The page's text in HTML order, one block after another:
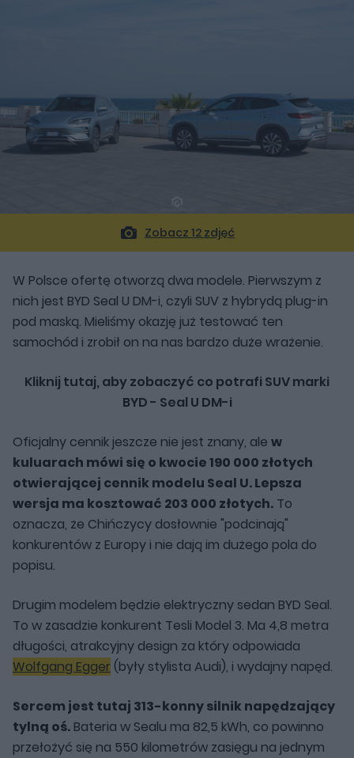
Zobacz 12 zdjęć
W Polsce ofertę otworzą dwa modele. Pierwszym z
nich jest BYD Seal U DM-i, czyli SUV z hybrydą plug-in
pod maską. Mieliśmy okazję już testować ten
samochód i zrobił on na nas bardzo duże wrażenie.
Kliknij tutaj, aby zobaczyć co potrafi SUV marki
BYD - Seal U DM-i
Oficjalny cennik jeszcze nie jest znany, ale w
kuluarach mówi się o kwocie 190 000 złotych
otwierającej cennik modelu Seal U. Lepsza
wersja ma kosztować 203 000 złotych. To
oznacza, że Chińczycy dosłownie "podcinają"
konkurentów z Europy i nie dają im dużego pola do
popisu.
Drugim modelem będzie elektryczny sedan BYD Seal.
To w zasadzie konkurent Tesli Model 3. Ma 4,8 metra
długości, atrakcyjny design za który odpowiada
Wolfgang Egger (były stylista Audi), i wydajny napęd.
Sercem jest tutaj 313-konny silnik napędzający
tylną oś. Bateria w Sealu ma 82,5 kWh, co powinno
przełożyć się na 550 kilometrów zasięgu na jednym